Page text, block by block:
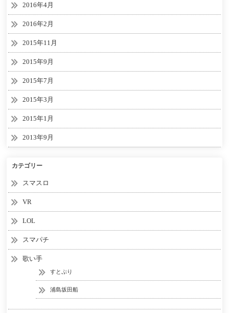
2016年4月
2016年2月
2015年11月
2015年9月
2015年7月
2015年3月
2015年1月
2013年9月
カテゴリー
スマスロ
VR
LOL
スマパチ
歌い手
すとぷり
浦島坂田船